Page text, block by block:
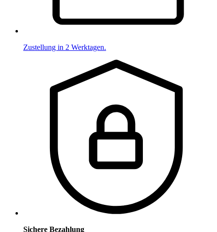
Zustellung in 2 Werktagen.
Sichere Bezahlung